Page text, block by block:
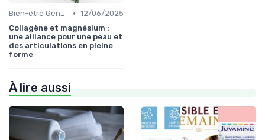
Bien-être Général • 12/06/2025
Collagène et magnésium :
une alliance pour une peau et
des articulations en pleine
forme
À lire aussi